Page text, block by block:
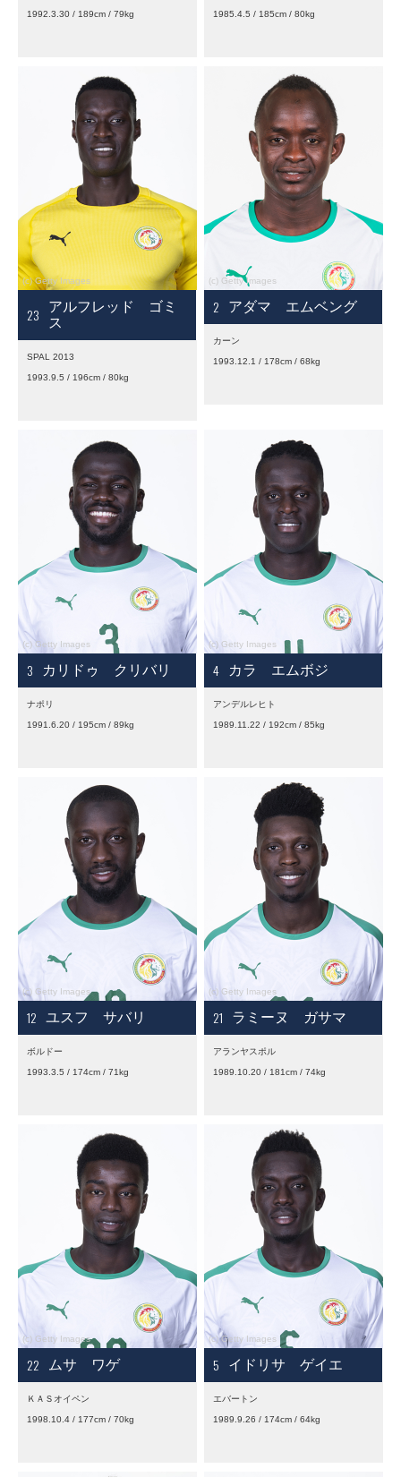
1992.3.30 / 189cm / 79kg 1985.4.5 / 185cm / 80kg
23
アルフレッド ゴミ
ス
SPAL 2013
1993.9.5 / 196cm / 80kg
2 アダマ エムベング
カーン
1993.12.1 / 178cm / 68kg
3 カリドゥ クリバリ
ナポリ
1991.6.20 / 195cm / 89kg
4 カラ エムボジ
アンデルレヒト
1989.11.22 / 192cm / 85kg
12 ユスフ サバリ
ボルドー
1993.3.5 / 174cm / 71kg
21 ラミーヌ ガサマ
アランヤスポル
1989.10.20 / 181cm / 74kg
22 ムサ ワゲ
ＫＡＳオイペン
1998.10.4 / 177cm / 70kg
5 イドリサ ゲイエ
エバートン
1989.9.26 / 174cm / 64kg